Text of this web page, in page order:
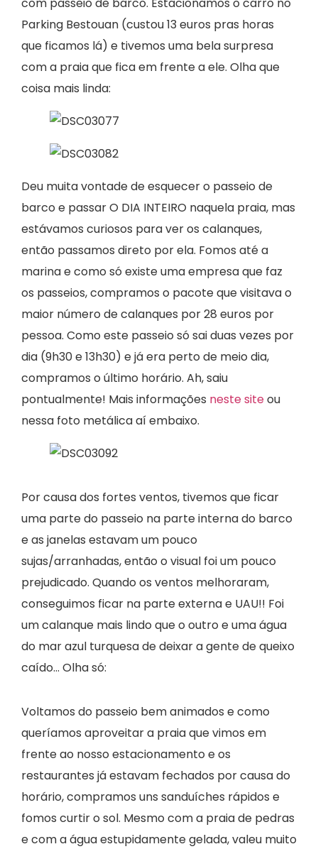
com passeio de barco. Estacionamos o carro no
Parking Bestouan (custou 13 euros pras horas
que ficamos lá) e tivemos uma bela surpresa
com a praia que fica em frente a ele. Olha que
coisa mais linda:
Deu muita vontade de esquecer o passeio de
barco e passar O DIA INTEIRO naquela praia, mas
estávamos curiosos para ver os calanques,
então passamos direto por ela. Fomos até a
marina e como só existe uma empresa que faz
os passeios, compramos o pacote que visitava o
maior número de calanques por 28 euros por
pessoa. Como este passeio só sai duas vezes por
dia (9h30 e 13h30) e já era perto de meio dia,
compramos o último horário. Ah, saiu
pontualmente! Mais informações neste siteou
nessa foto metálica aí embaixo.
Por causa dos fortes ventos, tivemos que ficar
uma parte do passeio na parte interna do barco
e as janelas estavam um pouco
sujas/arranhadas, então o visual foi um pouco
prejudicado. Quando os ventos melhoraram,
conseguimos ficar na parte externa e UAU!! Foi
um calanque mais lindo que o outro e uma água
do mar azul turquesa de deixar a gente de queixo
caído… Olha só:
Voltamos do passeio bem animados e como
queríamos aproveitar a praia que vimos em
frente ao nosso estacionamento e os
restaurantes já estavam fechados por causa do
horário, compramos uns sanduíches rápidos e
fomos curtir o sol. Mesmo com a praia de pedras
e com a água estupidamente gelada, valeu muito